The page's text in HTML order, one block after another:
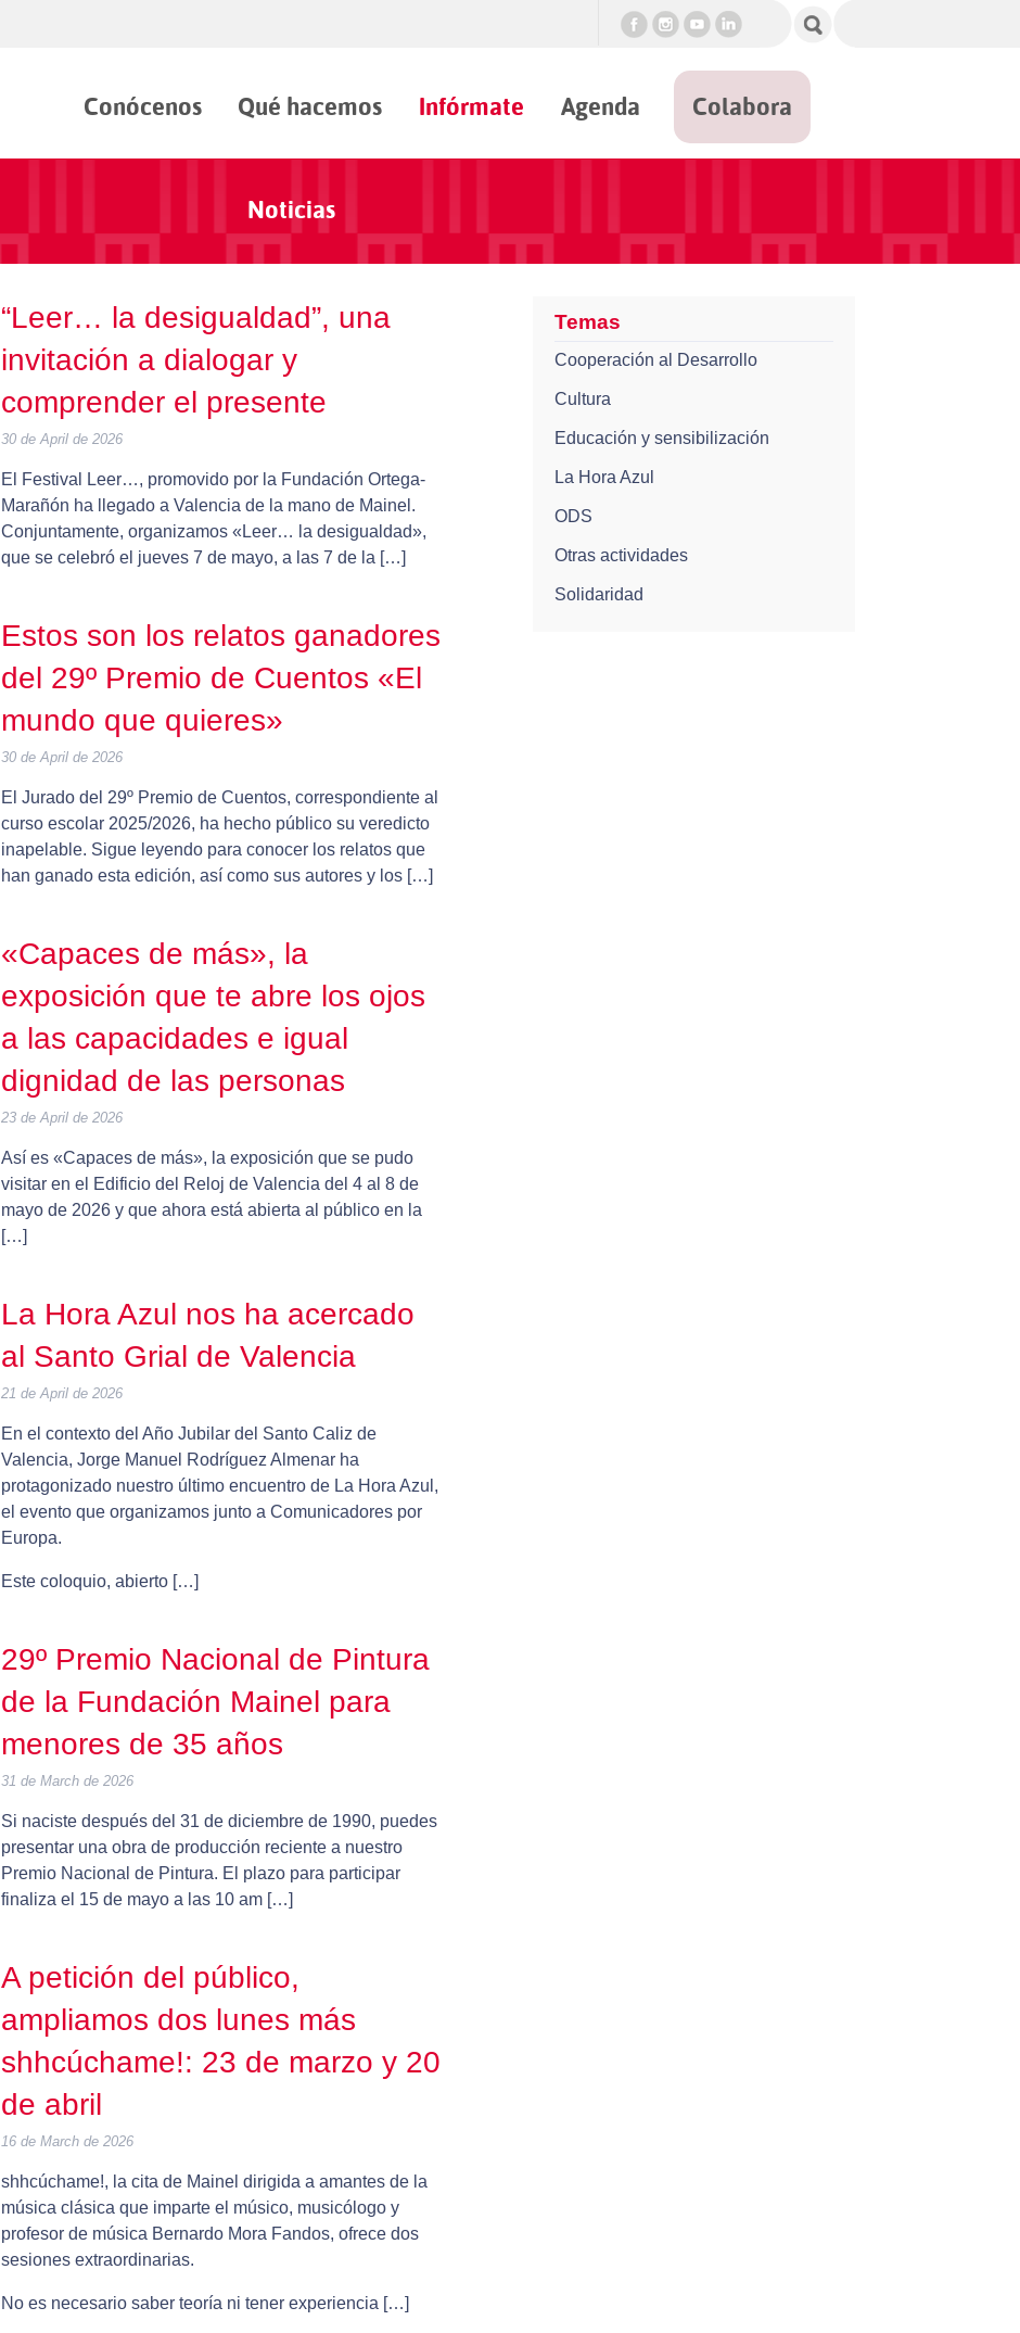
Conócenos Qué hacemos Infórmate Agenda Colabora
Noticias
“Leer… la desigualdad”, una
invitación a dialogar y
comprender el presente
30 de April de 2026
El Festival Leer…, promovido por la Fundación Ortega-
Marañón ha llegado a Valencia de la mano de Mainel.
Conjuntamente, organizamos «Leer… la desigualdad»,
que se celebró el jueves 7 de mayo, a las 7 de la […]
Estos son los relatos ganadores
del 29º Premio de Cuentos «El
mundo que quieres»
30 de April de 2026
El Jurado del 29º Premio de Cuentos, correspondiente al
curso escolar 2025/2026, ha hecho público su veredicto
inapelable. Sigue leyendo para conocer los relatos que
han ganado esta edición, así como sus autores y los […]
«Capaces de más», la
exposición que te abre los ojos
a las capacidades e igual
dignidad de las personas
23 de April de 2026
Así es «Capaces de más», la exposición que se pudo
visitar en el Edificio del Reloj de Valencia del 4 al 8 de
mayo de 2026 y que ahora está abierta al público en la
[…]
La Hora Azul nos ha acercado
al Santo Grial de Valencia
21 de April de 2026
En el contexto del Año Jubilar del Santo Caliz de
Valencia, Jorge Manuel Rodríguez Almenar ha
protagonizado nuestro último encuentro de La Hora Azul,
el evento que organizamos junto a Comunicadores por
Europa.
Este coloquio, abierto […]
29º Premio Nacional de Pintura
de la Fundación Mainel para
menores de 35 años
31 de March de 2026
Si naciste después del 31 de diciembre de 1990, puedes
presentar una obra de producción reciente a nuestro
Premio Nacional de Pintura. El plazo para participar
finaliza el 15 de mayo a las 10 am […]
A petición del público,
ampliamos dos lunes más
shhcúchame!: 23 de marzo y 20
de abril
16 de March de 2026
shhcúchame!, la cita de Mainel dirigida a amantes de la
música clásica que imparte el músico, musicólogo y
profesor de música Bernardo Mora Fandos, ofrece dos
sesiones extraordinarias.
No es necesario saber teoría ni tener experiencia […]
Temas
Cooperación al Desarrollo
Cultura
Educación y sensibilización
La Hora Azul
ODS
Otras actividades
Solidaridad